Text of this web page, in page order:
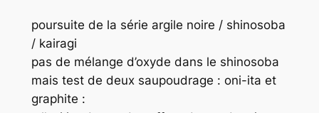
poursuite de la série argile noire / shinosoba
/ kairagi
pas de mélange d’oxyde dans le shinosoba
mais test de deux saupoudrage : oni-ita et
graphite :